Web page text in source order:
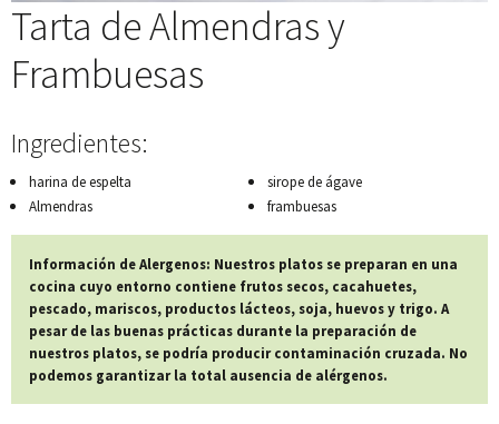
Tarta de Almendras y
Frambuesas
Ingredientes:
harina de espelta
Almendras
sirope de ágave
frambuesas
Información de Alergenos: Nuestros platos se preparan en una
cocina cuyo entorno contiene frutos secos, cacahuetes,
pescado, mariscos, productos lácteos, soja, huevos y trigo. A
pesar de las buenas prácticas durante la preparación de
nuestros platos, se podría producir contaminación cruzada. No
podemos garantizar la total ausencia de alérgenos.